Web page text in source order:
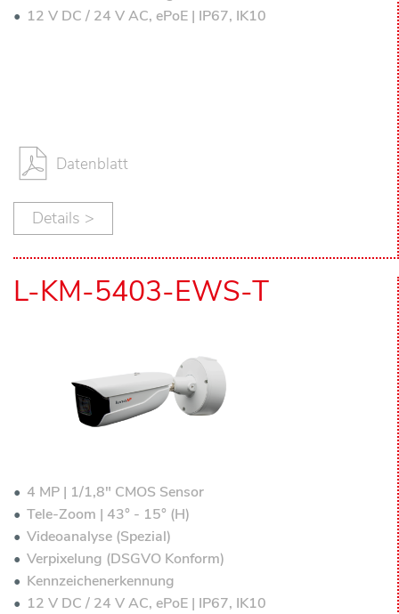
12 V DC / 24 V AC, ePoE | IP67, IK10
Datenblatt
Details >
L-KM-5403-EWS-T
4 MP | 1/1,8" CMOS Sensor
Tele-Zoom | 43° - 15° (H)
Videoanalyse (Spezial)
Verpixelung (DSGVO Konform)
Kennzeichenerkennung
12 V DC / 24 V AC, ePoE | IP67, IK10